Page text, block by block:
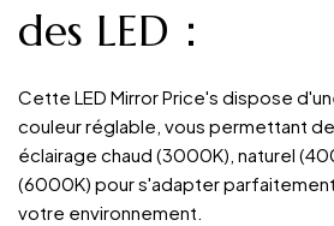
des LED：
Cette LED Mirror Price's dispose
couleur réglable, vous permettant
éclairage chaud (3000K), naturel
(6000K) pour s'adapter
votre environnement.